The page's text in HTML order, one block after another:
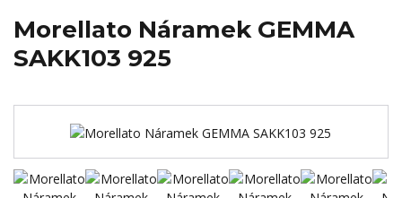
Morellato Náramek GEMMA
SAKK103 925